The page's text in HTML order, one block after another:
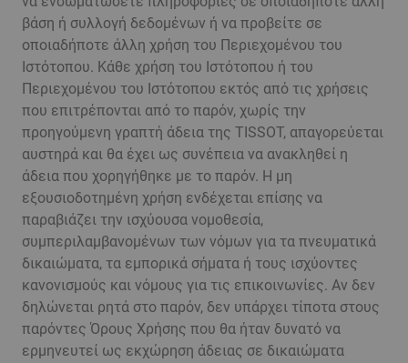
βάση ή συλλογή δεδομένων ή να προβείτε σε
οποιαδήποτε άλλη χρήση του Περιεχομένου του
Ιστότοπου. Κάθε χρήση του Ιστότοπου ή του
Περιεχομένου του Ιστότοπου εκτός από τις χρήσεις
που επιτρέπονται από το παρόν, χωρίς την
προηγούμενη γραπτή άδεια της TISSOT, απαγορεύεται
αυστηρά και θα έχει ως συνέπεια να ανακληθεί η
άδεια που χορηγήθηκε με το παρόν. Η μη
εξουσιοδοτημένη χρήση ενδέχεται επίσης να
παραβιάζει την ισχύουσα νομοθεσία,
συμπεριλαμβανομένων των νόμων για τα πνευματικά
δικαιώματα, τα εμπορικά σήματα ή τους ισχύοντες
κανονισμούς και νόμους για τις επικοινωνίες. Αν δεν
δηλώνεται ρητά στο παρόν, δεν υπάρχει τίποτα στους
παρόντες Όρους Χρήσης που θα ήταν δυνατό να
ερμηνευτεί ως εκχώρηση άδειας σε δικαιώματα